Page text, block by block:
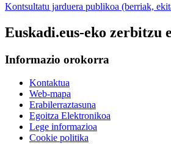
Kontsultatu jarduera publikoa (berriak,
Euskadi.eus-eko zerbitzu
Informazio orokorra
Kontaktua
Web-mapa
Erabilerraztasuna
Egoitza Elektronikoa
Lege informazioa
Cookie politika